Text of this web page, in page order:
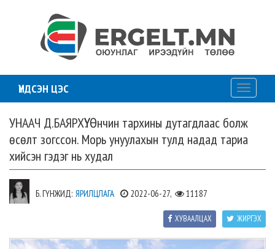
ҮНДСЭН ЦЭС
Toggle
УНААЧ Д.БАЯРХҮҮ: Өнчин тархины дутагдлаас болж
өсөлт зогссон. Морь унуулахын тулд надад тариа
хийсэн гэдэг нь худал
Б. ГҮНЖИД: ЯРИЛЦЛАГА 2022-06-27, 11187
ЖИРГЭХ
ХУВААЛЦАХ